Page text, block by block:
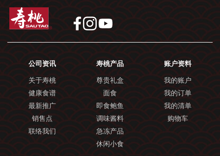
公司资讯
关于寿桃
健康食谱
最新推广
销售点
联络我们
寿桃产品
尊贵礼盒
面食
即食鲍鱼
调味酱料
急冻产品
休闲小食
账户资料
我的账户
我的订单
我的清单
购物车